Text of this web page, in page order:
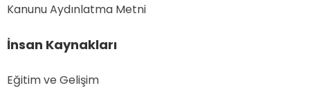
Kanunu Aydınlatma Metni
İnsan Kaynakları
Eğitim ve Gelişim